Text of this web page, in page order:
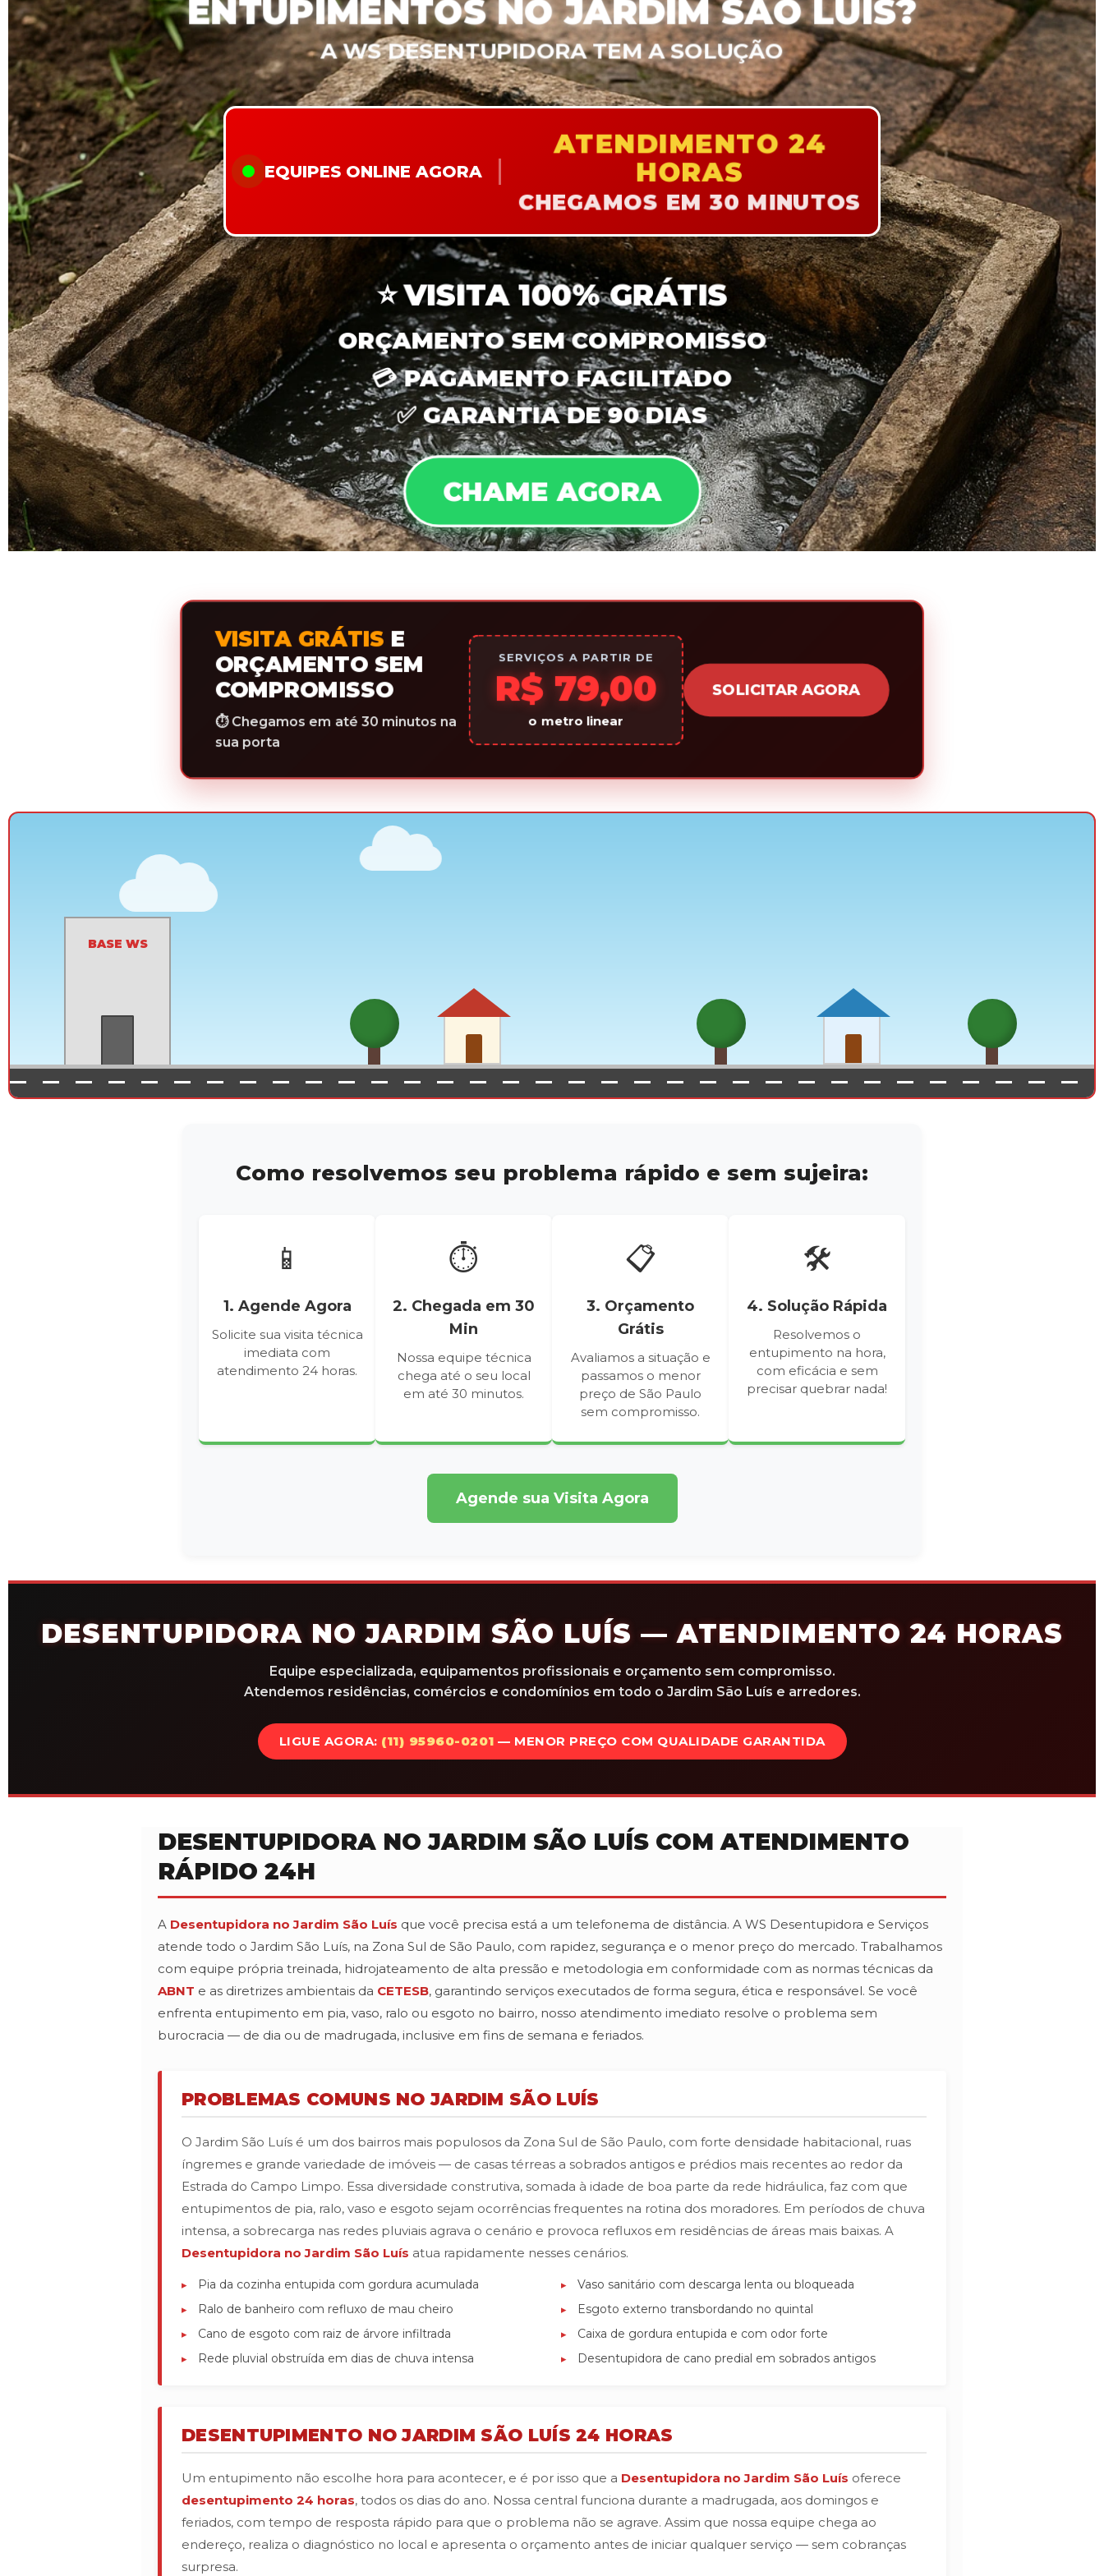
ENTUPIMENTOS NO JARDIM SÃO LUIS?
A WS DESENTUPIDORA TEM A SOLUÇÃO
EQUIPES ONLINE AGORA
ATENDIMENTO 24
HORAS
CHEGAMOS EM 30 MINUTOS
⭐VISITA 100% GRÁTIS
ORÇAMENTO SEM COMPROMISSO
💳 PAGAMENTO FACILITADO
✅ GARANTIA DE 90 DIAS
CHAME AGORA
VISITA GRÁTIS E
ORÇAMENTO SEM
COMPROMISSO
⏱️ Chegamos em até 30 minutos na
sua porta
SERVIÇOS A PARTIR DE
R$ 79,00
o metro linear
SOLICITAR AGORA
BASE WS
EMERGÊNCIA
Como resolvemos seu problema rápido e sem sujeira:
📱
1. Agende Agora
Solicite sua visita técnica
imediata com
atendimento 24 horas.
⏱️
2. Chegada em 30
Min
Nossa equipe técnica
chega até o seu local
em até 30 minutos.
📋
3. Orçamento
Grátis
Avaliamos a situação e
passamos o menor
preço de São Paulo
sem compromisso.
🛠️
4. Solução Rápida
Resolvemos o
entupimento na hora,
com eficácia e sem
precisar quebrar nada!
Agende sua Visita Agora
DESENTUPIDORA NO JARDIM SÃO LUÍS — ATENDIMENTO 24 HORAS
Equipe especializada, equipamentos profissionais e orçamento sem compromisso.
Atendemos residências, comércios e condomínios em todo o Jardim São Luís e arredores.
LIGUE AGORA: (11) 95960-0201 — MENOR PREÇO COM QUALIDADE GARANTIDA
DESENTUPIDORA NO JARDIM SÃO LUÍS COM ATENDIMENTO
RÁPIDO 24H
A Desentupidora no Jardim São Luís que você precisa está a um telefonema de distância. A WS Desentupidora e Serviços
atende todo o Jardim São Luís, na Zona Sul de São Paulo, com rapidez, segurança e o menor preço do mercado. Trabalhamos
com equipe própria treinada, hidrojateamento de alta pressão e metodologia em conformidade com as normas técnicas da
ABNT e as diretrizes ambientais da CETESB, garantindo serviços executados de forma segura, ética e responsável. Se você
enfrenta entupimento em pia, vaso, ralo ou esgoto no bairro, nosso atendimento imediato resolve o problema sem
burocracia — de dia ou de madrugada, inclusive em fins de semana e feriados.
PROBLEMAS COMUNS NO JARDIM SÃO LUÍS
O Jardim São Luís é um dos bairros mais populosos da Zona Sul de São Paulo, com forte densidade habitacional, ruas
íngremes e grande variedade de imóveis — de casas térreas a sobrados antigos e prédios mais recentes ao redor da
Estrada do Campo Limpo. Essa diversidade construtiva, somada à idade de boa parte da rede hidráulica, faz com que
entupimentos de pia, ralo, vaso e esgoto sejam ocorrências frequentes na rotina dos moradores. Em períodos de chuva
intensa, a sobrecarga nas redes pluviais agrava o cenário e provoca refluxos em residências de áreas mais baixas. A
Desentupidora no Jardim São Luís atua rapidamente nesses cenários.
Pia da cozinha entupida com gordura acumulada
Vaso sanitário com descarga lenta ou bloqueada
Ralo de banheiro com refluxo de mau cheiro
Esgoto externo transbordando no quintal
Cano de esgoto com raiz de árvore infiltrada
Caixa de gordura entupida e com odor forte
Rede pluvial obstruída em dias de chuva intensa
Desentupidora de cano predial em sobrados antigos
DESENTUPIMENTO NO JARDIM SÃO LUÍS 24 HORAS
Um entupimento não escolhe hora para acontecer, e é por isso que a Desentupidora no Jardim São Luís oferece
desentupimento 24 horas, todos os dias do ano. Nossa central funciona durante a madrugada, aos domingos e
feriados, com tempo de resposta rápido para que o problema não se agrave. Assim que nossa equipe chega ao
endereço, realiza o diagnóstico no local e apresenta o orçamento antes de iniciar qualquer serviço — sem cobranças
surpresa.